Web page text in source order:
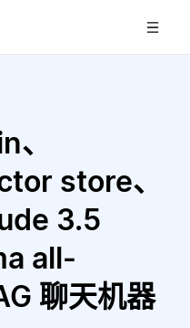
store、
3.5
all-
聊天机器